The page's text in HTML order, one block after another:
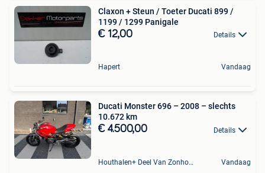
Claxon + Steun / Toeter Ducati 899 /
1199 / 1299 Panigale
€ 12,00 Details
Hapert Vandaag
Ducati Monster 696 – 2008 – slechts
10.672 km
€ 4.500,00 Details
Houthalen+ Deel Van Zonhoven En Zolder Vandaag